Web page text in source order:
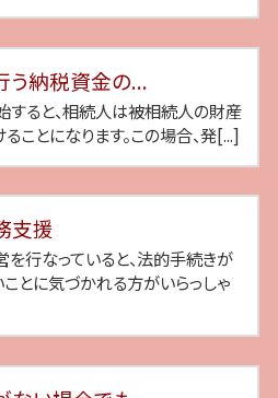
う納税資金の...
すると、相続人は被相続人の財産
ことになります。この場合、発[...]
支援
行なっていると、法的手続きが
ことに気づかれる方がいらっしゃ